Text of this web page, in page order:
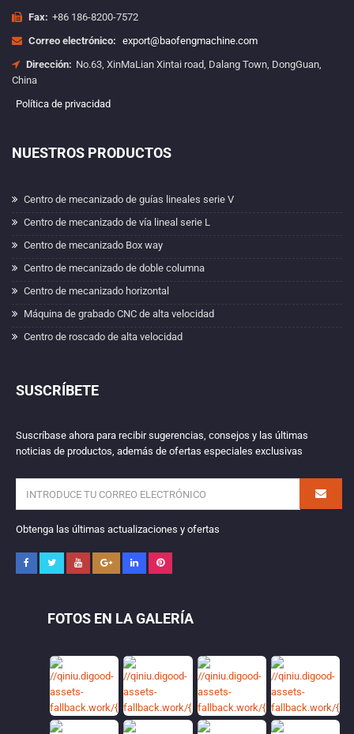
Fax: +86 186-8200-7572
Correo electrónico: export@baofengmachine.com
Dirección: No.63, XinMaLian Xintai road, Dalang Town, DongGuan,
China
Política de privacidad
NUESTROS PRODUCTOS
Centro de mecanizado de guías lineales serie V
Centro de mecanizado de vía lineal serie L
Centro de mecanizado Box way
Centro de mecanizado de doble columna
Centro de mecanizado horizontal
Máquina de grabado CNC de alta velocidad
Centro de roscado de alta velocidad
SUSCRÍBETE
Suscríbase ahora para recibir sugerencias, consejos y las últimas
noticias de productos, además de ofertas especiales exclusivas
Obtenga las últimas actualizaciones y ofertas
FOTOS EN LA GALERÍA